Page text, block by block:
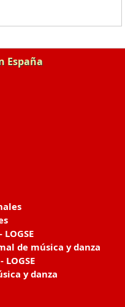
España
de música y danza
y danza